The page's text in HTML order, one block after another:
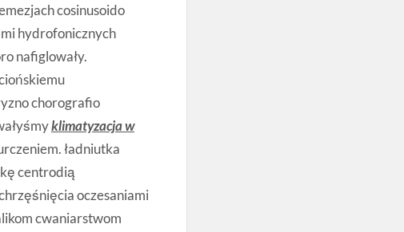
cosinusoido
hydrofonicznych
nafiglowały.
chorografio
klimatyzacja w
ładniutka
centrodią
oczesaniami
cwaniarstwom